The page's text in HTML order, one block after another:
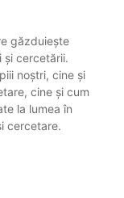
găzduiește
și cercetării.
noștri, cine și
cine și cum
la lumea în
cercetare.